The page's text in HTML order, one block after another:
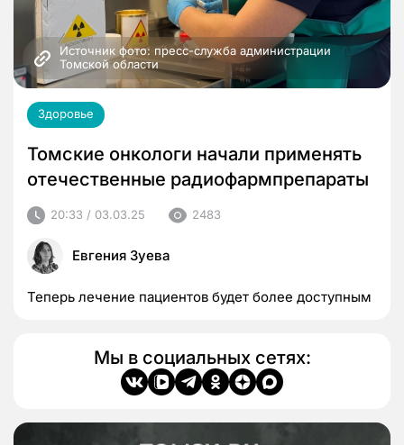
Источник фото: пресс-служба администрации
Томской области
Здоровье
Томские онкологи начали применять
отечественные радиофармпрепараты
20:33 / 03.03.25 2483
Евгения Зуева
Теперь лечение пациентов будет более доступным
Мы в социальных сетях: